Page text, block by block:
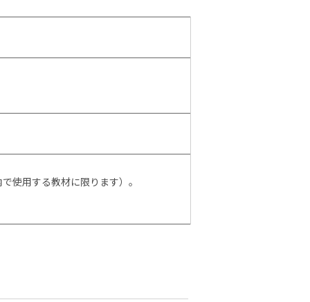
使用する教材に限ります）。